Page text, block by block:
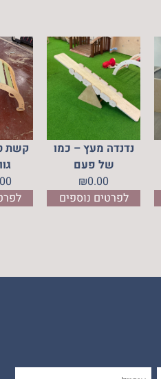
קשת
נדנדה מעץ – כמו
של פעם
₪0.00
לפרטים נוספים